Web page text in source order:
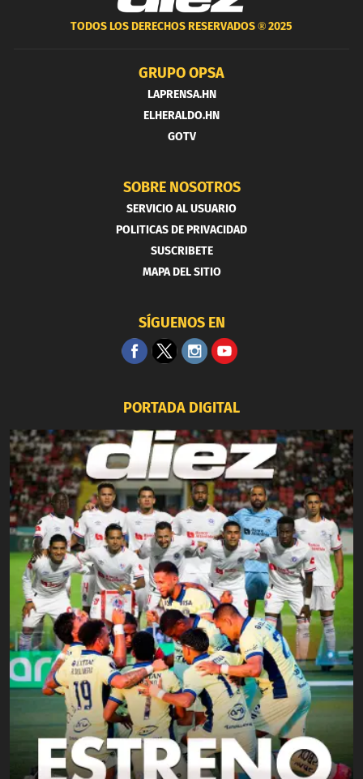
TODOS LOS DERECHOS RESERVADOS ®2025
GRUPO OPSA
LAPRENSA.HN
ELHERALDO.HN
GOTV
SOBRE NOSOTROS
SERVICIO AL USUARIO
POLITICAS DE PRIVACIDAD
SUSCRIBETE
MAPA DEL SITIO
SÍGUENOS EN
PORTADA DIGITAL